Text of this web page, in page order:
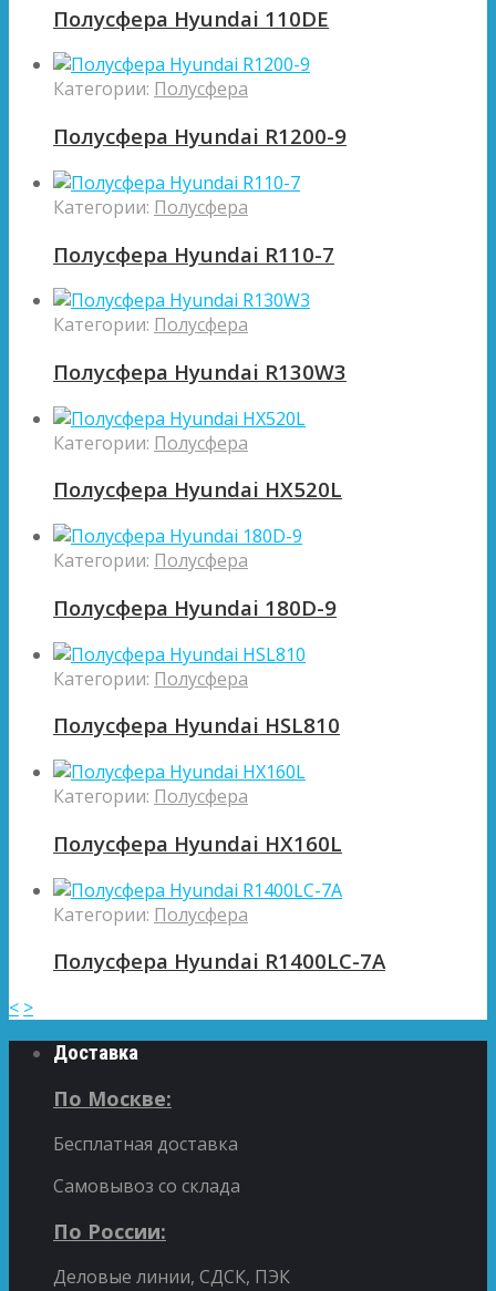
Полусфера Hyundai 110DE
Категории: Полусфера
Полусфера Hyundai R1200-9
Категории: Полусфера
Полусфера Hyundai R110-7
Категории: Полусфера
Полусфера Hyundai R130W3
Категории: Полусфера
Полусфера Hyundai HX520L
Категории: Полусфера
Полусфера Hyundai 180D-9
Категории: Полусфера
Полусфера Hyundai HSL810
Категории: Полусфера
Полусфера Hyundai HX160L
Категории: Полусфера
Полусфера Hyundai R1400LC-7A
< >
Доставка
По Москве:
Бесплатная доставка
Самовывоз со склада
По России:
Деловые линии, СДСК, ПЭК